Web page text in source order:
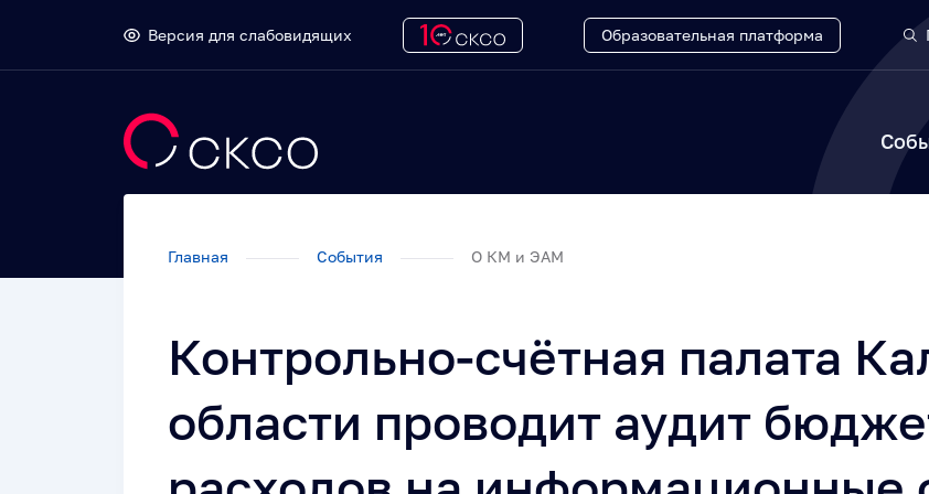
Версия для слабовидящих Образовательная платформа
Главная События О КМ и ЭАМ
Контрольно-счётная палата
области проводит аудит